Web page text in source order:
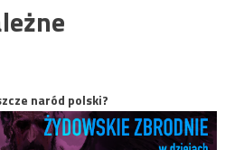
naród polski?